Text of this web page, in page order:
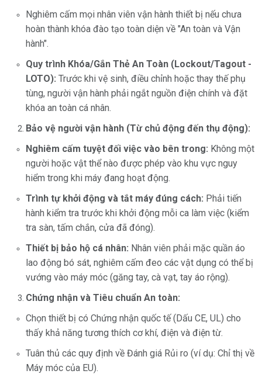
Nghiêm cấm mọi nhân viên vận hành thiết bị nếu chưa
hoàn thành khóa đào tạo toàn diện về "An toàn và Vận
hành".
Quy trình Khóa/Gắn Thẻ An Toàn (Lockout/Tagout -
LOTO): Trước khi vệ sinh, điều chỉnh hoặc thay thế phụ
tùng, người vận hành phải ngắt nguồn điện chính và đặt
khóa an toàn cá nhân.
Bảo vệ người vận hành (Từ chủ động đến thụ động):
Nghiêm cấm tuyệt đối việc vào bên trong: Không một
người hoặc vật thể nào được phép vào khu vực nguy
hiểm trong khi máy đang hoạt động.
Trình tự khởi động và tắt máy đúng cách: Phải tiến
hành kiểm tra trước khi khởi động mỗi ca làm việc (kiểm
tra sàn, tấm chắn, cửa đã đóng).
Thiết bị bảo hộ cá nhân: Nhân viên phải mặc quần áo
lao động bó sát, nghiêm cấm đeo các vật dụng có thể bị
vướng vào máy móc (găng tay, cà vạt, tay áo rộng).
Chứng nhận và Tiêu chuẩn An toàn:
Chọn thiết bị có Chứng nhận quốc tế (Dấu CE, UL) cho
thấy khả năng tương thích cơ khí, điện và điện từ.
Tuân thủ các quy định về Đánh giá Rủi ro (ví dụ: Chỉ thị về
Máy móc của EU).